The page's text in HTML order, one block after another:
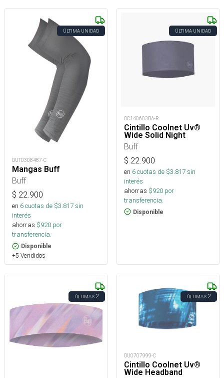
ÚLTIMA UNIDAD
OUT0308487-C
Mangas Buff
Buff
$ 22.900
en 6cuotas de $3.817sin
interés
ahorras $920 por
transferencia.
Disponible
+5 Vendidos
ÚLTIMA UNIDAD
OC140603BA-R
Cintillo Coolnet Uv®
Wide Solid Night
Buff
$ 22.900
en 6cuotas de $3.817sin
interés
ahorras $920 por
transferencia.
Disponible
ÚLTIMAS2 ÚLTIMAS2
OU0707999-C
Cintillo Coolnet Uv®
Wide Headband